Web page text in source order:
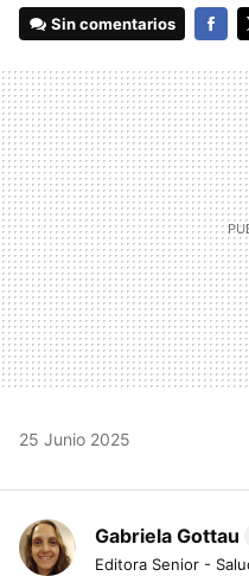
Sin comentarios
25 Junio 2025
Gabriela Gottau
Editora Senior -